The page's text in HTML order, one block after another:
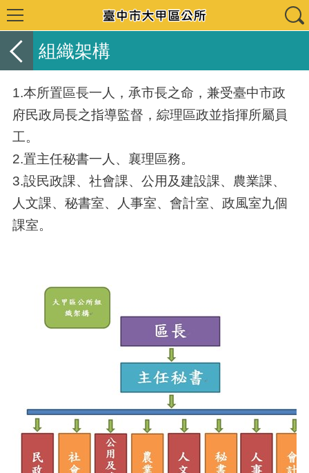
組織架構
1.本所置區長一人，承市長之命，兼受臺中市政
府民政局長之指導監督，綜理區政並指揮所屬員
工。
2.置主任秘書一人、襄理區務。
3.設民政課、社會課、公用及建設課、農業課、
人文課、秘書室、人事室、會計室、政風室九個
課室。